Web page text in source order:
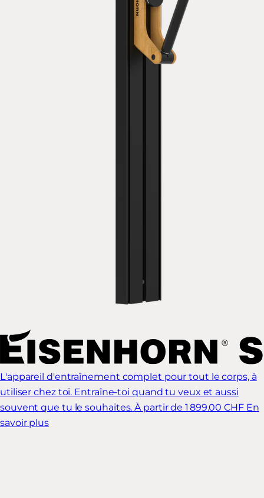
L'appareil d'entraînement complet pour tout le corps, à
utiliser chez toi. Entraîne-toi quand tu veux et aussi
souvent que tu le souhaites. À partir de 1 899.00 CHF En
savoir plus